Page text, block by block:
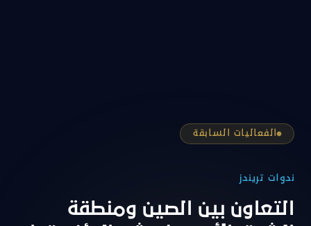
الفعاليات السابقة
ندوات تريندز
التعاون بين الصين ومنطقة